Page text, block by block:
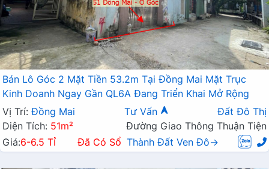
Bán Lô Góc 2 Mặt Tiền 53.2m Tại Đồng Mai Mặt Trục
Kinh Doanh Ngay Gần QL6A Đang Triển Khai Mở Rộng
Vị Trí: Đồng Mai Tư Vấn
Đất Đô Thị
Diện Tích: 51m²
Đường Giao Thông Thuận Tiện
Giá:6-6.5 Tỉ Đã Có Sổ Thành Đất Ven Đô→